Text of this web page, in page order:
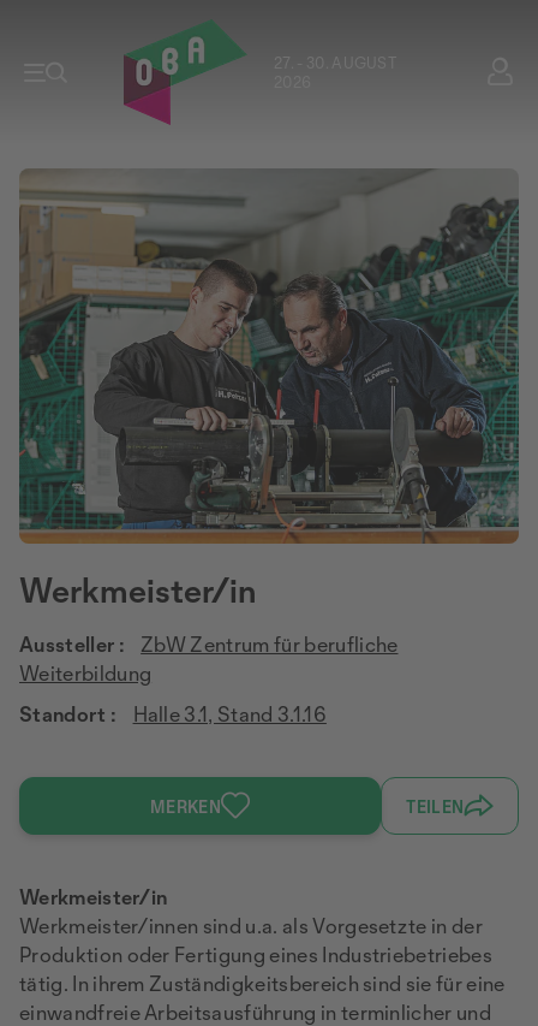
27. - 30. AUGUST
Werkmeister/in
Aussteller :
ZbW Zentrum für berufliche
Weiterbildung
Standort :
Halle 3.1, Stand 3.1.16
MERKEN TEILEN
Werkmeister/in
Werkmeister/innen sind u.a. als Vorgesetzte in der
Produktion oder Fertigung eines Industriebetriebes
tätig. In ihrem Zuständigkeitsbereich sind sie für eine
einwandfreie Arbeitsausführung in terminlicher und